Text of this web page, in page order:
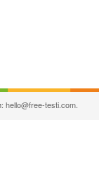
hello@free-testi.com.